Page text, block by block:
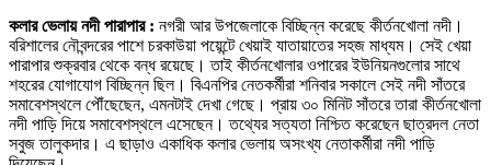
কলার ভেলায় নদী পারাপার : নগরী আর উপজেলাকে বিচ্ছিন্ন করেছে কীর্তনখোলা নদী।
বরিশালের নৌবন্দরের পাশে চরকাউয়া পয়েন্টে খেয়াই যাতায়াতের সহজ মাধ্যম। সেই খেয়া
পারাপার শুক্রবার থেকে বন্ধ রয়েছে। তাই কীর্তনখোলার ওপারের ইউনিয়নগুলোর সাথে
শহরের যোগাযোগ বিচ্ছিন্ন ছিল। বিএনপির নেতকর্মীরা শনিবার সকালে সেই নদী সাঁতরে
সমাবেশস্থলে পৌঁছেছেন, এমনটাই দেখা গেছে। প্রায় ৩০ মিনিট সাঁতরে তারা কীর্তনখোলা
নদী পাড়ি দিয়ে সমাবেশস্থলে এসেছেন। তথ্যের সত্যতা নিশ্চিত করেছেন ছাত্রদল নেতা
সবুজ তালুকদার। এ ছাড়াও একাধিক কলার ভেলায় অসংখ্য নেতাকর্মীরা নদী পাড়ি